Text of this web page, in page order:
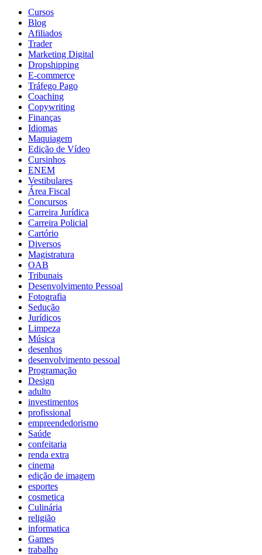
Cursos
Blog
Afiliados
Trader
Marketing Digital
Dropshipping
E-commerce
Tráfego Pago
Coaching
Copywriting
Finanças
Idiomas
Maquiagem
Edição de Vídeo
Cursinhos
ENEM
Vestibulares
Área Fiscal
Concursos
Carreira Jurídica
Carreira Policial
Cartório
Diversos
Magistratura
OAB
Tribunais
Desenvolvimento Pessoal
Fotografia
Sedução
Jurídicos
Limpeza
Música
desenhos
desenvolvimento pessoal
Programação
Design
adulto
investimentos
profissional
empreendedorismo
Saúde
confeitaria
renda extra
cinema
edição de imagem
esportes
cosmetica
Culinária
religião
informatica
Games
trabalho